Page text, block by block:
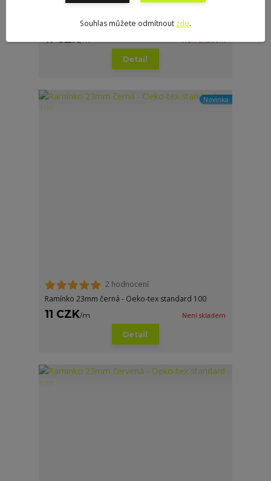
Ramínko 23mm bílá - Oeko-tex standard 100
/m Není skladem
Detail
Novinka
2 hodnocení
Ramínko 23mm černá - Oeko-tex standard 100
11 CZK/m Není skladem
Detail
Souhlas můžete odmítnout zde.